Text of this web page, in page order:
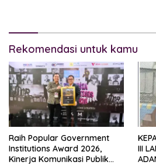
Rekomendasi untuk kamu
Raih Popular Government
Institutions Award 2026,
Kinerja Komunikasi Publik
III